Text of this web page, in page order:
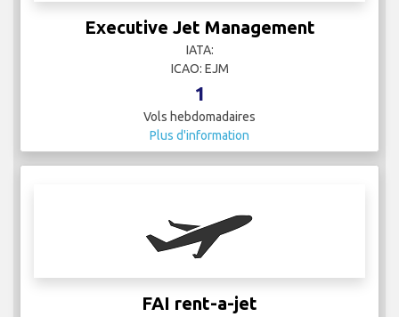
Executive Jet Management
IATA:
ICAO: EJM
1
Vols hebdomadaires
Plus d'information
FAI rent-a-jet